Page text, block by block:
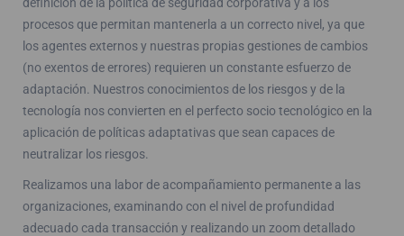
procesos que permitan mantenerla a un correcto nivel, ya que
los agentes externos y nuestras propias gestiones de cambios
(no exentos de errores) requieren un constante esfuerzo de
adaptación. Nuestros conocimientos de los riesgos y de la
tecnología nos convierten en el perfecto socio tecnológico en la
aplicación de políticas adaptativas que sean capaces de
neutralizar los riesgos.
Realizamos una labor de acompañamiento permanente a las
organizaciones, examinando con el nivel de profundidad
adecuado cada transacción y realizando un zoom detallado